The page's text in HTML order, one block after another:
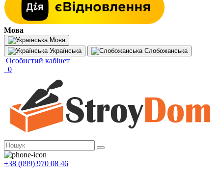
Мова
Мова
Українська
Слобожанська
Особистий кабінет
0
+38 (099) 970 08 46